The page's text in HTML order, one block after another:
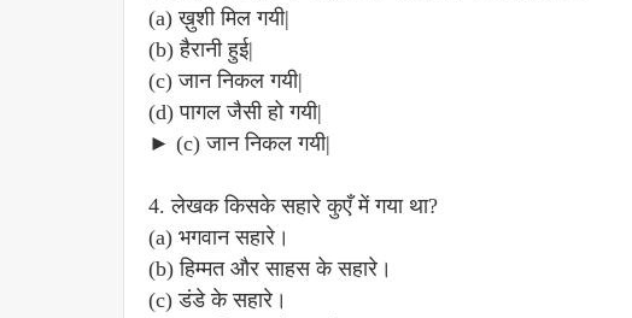
(a) ख़ुशी मिल गयी|
(b) हैरानी हुई|
(c) जान निकल गयी|
(d) पागल जैसी हो गयी|
► (c) जान निकल गयी|
4. लेखक किसके सहारे कुएँ में गया था?
(a) भगवान सहारे।
(b) हिम्मत और साहस के सहारे।
(c) डंडे के सहारे।